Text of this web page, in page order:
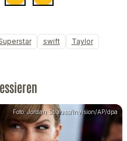
swift Taylor
Foto: Jordan Strauss/Invision/AP/dpa